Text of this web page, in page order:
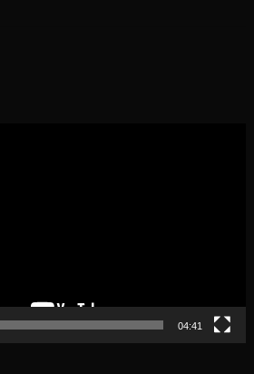
04:41